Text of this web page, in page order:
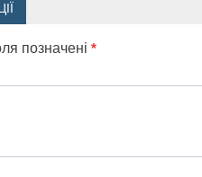
позначені *